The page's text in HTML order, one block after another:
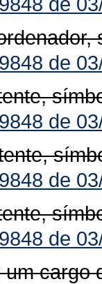
de
de
de
de
cargo